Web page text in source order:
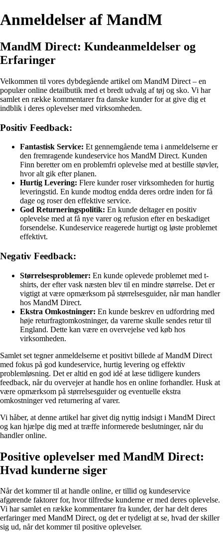
Anmeldelser af MandM
MandM Direct: Kundeanmeldelser og
Erfaringer
Velkommen til vores dybdegående artikel om MandM Direct – en
populær online detailbutik med et bredt udvalg af tøj og sko. Vi har
samlet en række kommentarer fra danske kunder for at give dig et
indblik i deres oplevelser med virksomheden.
Positiv Feedback:
Fantastisk Service: Et gennemgående tema i anmeldelserne er
den fremragende kundeservice hos MandM Direct. Kunden
Finn beretter om en problemfri oplevelse med at bestille støvler,
hvor alt gik efter planen.
Hurtig Levering: Flere kunder roser virksomheden for hurtig
leveringstid. En kunde modtog endda deres ordre inden for få
dage og roser den effektive service.
God Returneringspolitik: En kunde deltager en positiv
oplevelse med at få nye varer og refusion efter en beskadiget
forsendelse. Kundeservice reagerede hurtigt og løste problemet
effektivt.
Negativ Feedback:
Størrelsesproblemer: En kunde oplevede problemet med t-
shirts, der efter vask næsten blev til en mindre størrelse. Det er
vigtigt at være opmærksom på størrelsesguider, når man handler
hos MandM Direct.
Ekstra Omkostninger: En kunde beskrev en udfordring med
høje returfragtomkostninger, da varerne skulle sendes retur til
England. Dette kan være en overvejelse ved køb hos
virksomheden.
Samlet set tegner anmeldelserne et positivt billede af MandM Direct
med fokus på god kundeservice, hurtig levering og effektiv
problemløsning. Det er altid en god idé at læse tidligere kunders
feedback, når du overvejer at handle hos en online forhandler. Husk at
være opmærksom på størrelsesguider og eventuelle ekstra
omkostninger ved returnering af varer.
Vi håber, at denne artikel har givet dig nyttig indsigt i MandM Direct
og kan hjælpe dig med at træffe informerede beslutninger, når du
handler online.
Positive oplevelser med MandM Direct:
Hvad kunderne siger
Når det kommer til at handle online, er tillid og kundeservice
afgørende faktorer for, hvor tilfredse kunderne er med deres oplevelse.
Vi har samlet en række kommentarer fra kunder, der har delt deres
erfaringer med MandM Direct, og det er tydeligt at se, hvad der skiller
sig ud, når det kommer til positive oplevelser.